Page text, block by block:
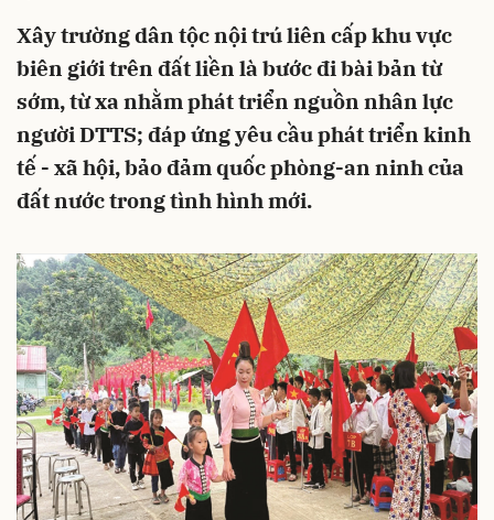
Xây trường dân tộc nội trú liên cấp khu vực
biên giới trên đất liền là bước đi bài bản từ
sớm, từ xa nhằm phát triển nguồn nhân lực
người DTTS; đáp ứng yêu cầu phát triển kinh
tế - xã hội, bảo đảm quốc phòng-an ninh của
đất nước trong tình hình mới.
Hủy Gửi